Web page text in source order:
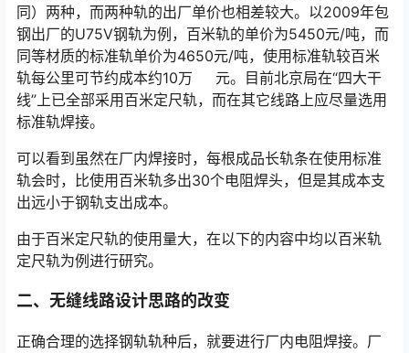
同）两种，而两种轨的出厂单价也相差较大。以2009年包
钢出厂的U75V钢轨为例，百米轨的单价为5450元/吨，而
同等材质的标准轨单价为4650元/吨，使用标准轨较百米
轨每公里可节约成本约10万 元。目前北京局在“四大干
线”上已全部采用百米定尺轨，而在其它线路上应尽量选用
标准轨焊接。󠅅󠅃󠄵󠅂󠄪󠇖󠆨󠆨󠇕󠆞󠆒󠅬󠇘󠆭󠆘󠇙󠆝󠅵󠇗󠆭󠆁󠄐󠇗󠅹󠅸󠇖󠆍󠅳󠇖󠅹󠅰󠇖󠆌󠅹
可以看到虽然在厂内焊接时，每根成品长轨条在使用标准
轨会时，比使用百米轨多出30个电阻焊头，但是其成本支
出远小于钢轨支出成本。
由于百米定尺轨的使用量大，在以下的内容中均以百米轨
定尺轨为例进行研究。
二、无缝线路设计思路的改变
正确合理的选择钢轨轨种后，就要进行厂内电阻焊接。厂